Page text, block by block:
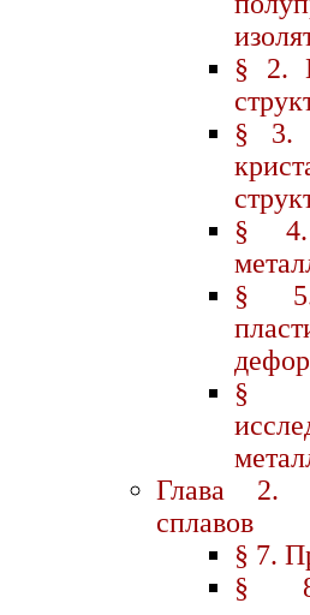
§ 2.
§ 3.
§ 4.
§
§
Глава 2.
сплавов
§ 7.
§